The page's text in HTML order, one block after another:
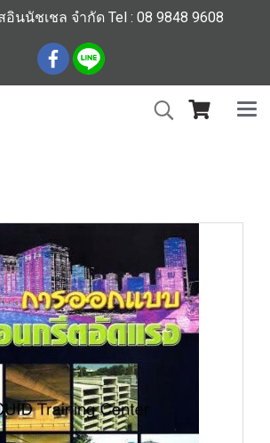
นนัชเชล จำกัด Tel : 08 9848 9608